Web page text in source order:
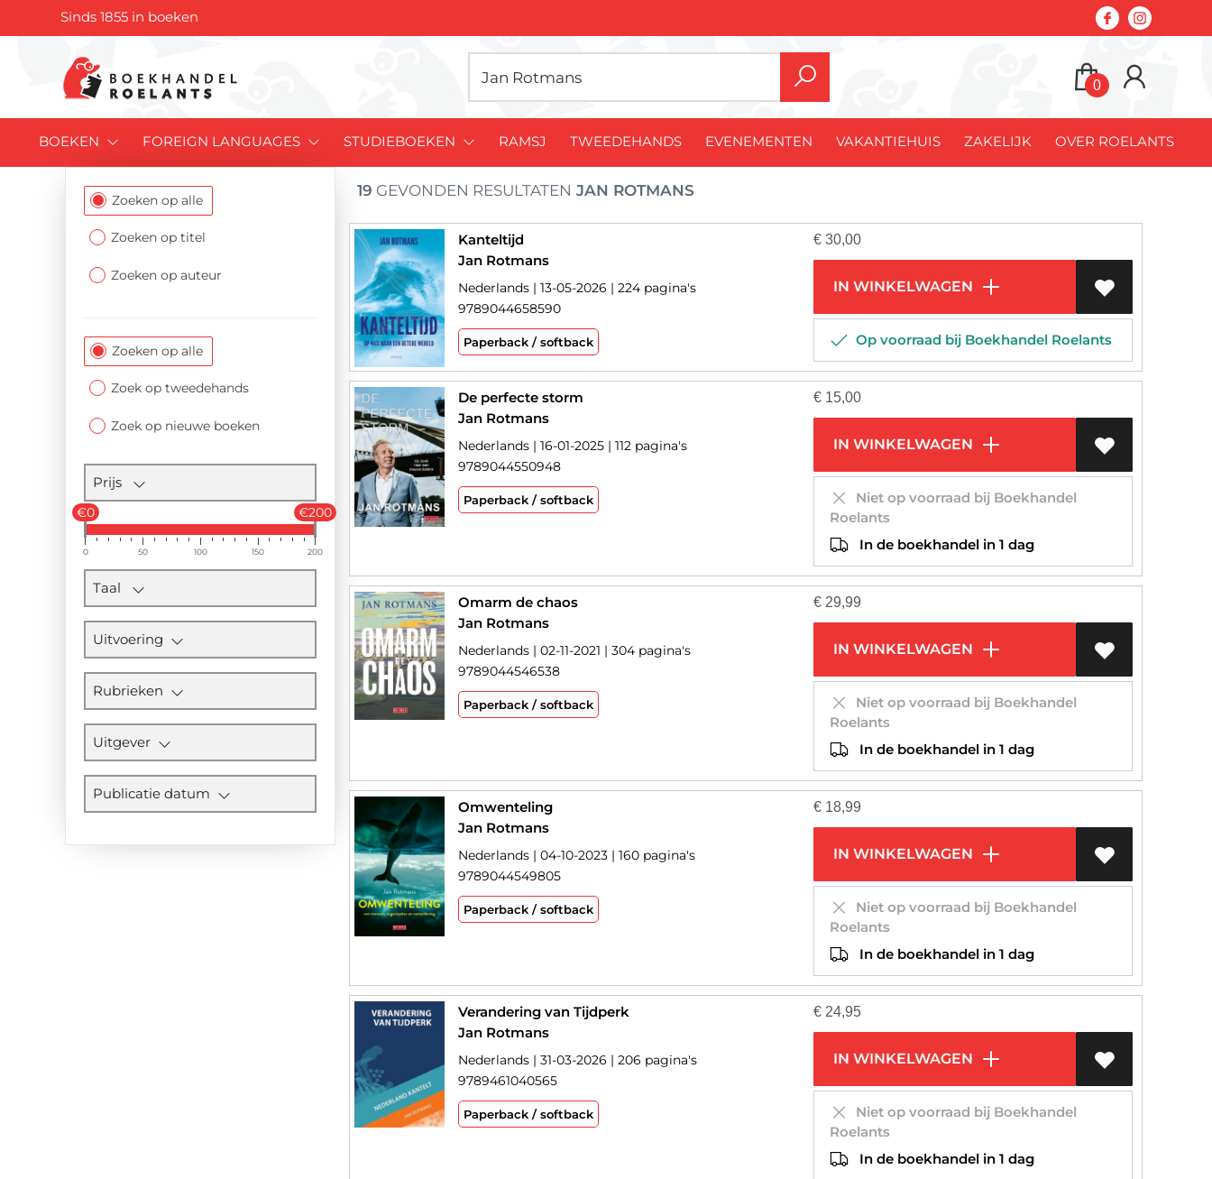
Sinds 1855 in boeken
0
BOEKEN FOREIGN LANGUAGES STUDIEBOEKEN RAMSJ TWEEDEHANDS EVENEMENTEN VAKANTIEHUIS ZAKELIJK OVER ROELANTS
Filtersectie
Zoeken op alle
Zoeken op titel
Zoeken op auteur
Zoeken op alle
Zoek op tweedehands
Zoek op nieuwe boeken
Prijs
€0 €200
0 50 100 150 200
Taal
Uitvoering
Rubrieken
Uitgever
Publicatie datum
19 GEVONDEN RESULTATEN JAN ROTMANS
Kanteltijd
Jan Rotmans
Nederlands | 13-05-2026 | 224 pagina's
9789044658590
Paperback / softback
€ 30,00
IN WINKELWAGEN
Op voorraad bij Boekhandel Roelants
De perfecte storm
Jan Rotmans
Nederlands | 16-01-2025 | 112 pagina's
9789044550948
Paperback / softback
€ 15,00
IN WINKELWAGEN
Niet op voorraad bij Boekhandel
Roelants
In de boekhandel in 1 dag
Omarm de chaos
Jan Rotmans
Nederlands | 02-11-2021 | 304 pagina's
9789044546538
Paperback / softback
€ 29,99
IN WINKELWAGEN
Niet op voorraad bij Boekhandel
Roelants
In de boekhandel in 1 dag
Omwenteling
Jan Rotmans
Nederlands | 04-10-2023 | 160 pagina's
9789044549805
Paperback / softback
€ 18,99
IN WINKELWAGEN
Niet op voorraad bij Boekhandel
Roelants
In de boekhandel in 1 dag
Verandering van Tijdperk
Jan Rotmans
Nederlands | 31-03-2026 | 206 pagina's
9789461040565
Paperback / softback
€ 24,95
IN WINKELWAGEN
Niet op voorraad bij Boekhandel
Roelants
In de boekhandel in 1 dag